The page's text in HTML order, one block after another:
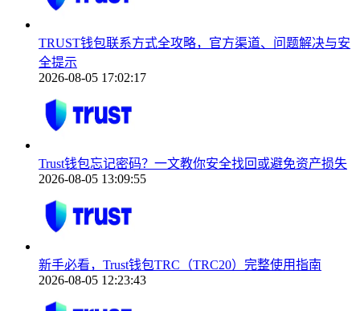
TRUST钱包联系方式全攻略，官方渠道、问题解决与安
全提示
2026-08-05 17:02:17
Trust钱包忘记密码？一文教你安全找回或避免资产损失
2026-08-05 13:09:55
新手必看，Trust钱包TRC（TRC20）完整使用指南
2026-08-05 12:23:43